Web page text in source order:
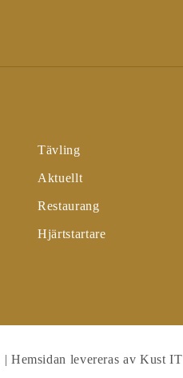
Tävling
Aktuellt
Restaurang
Hjärtstartare
| Hemsidan levereras av Kust IT